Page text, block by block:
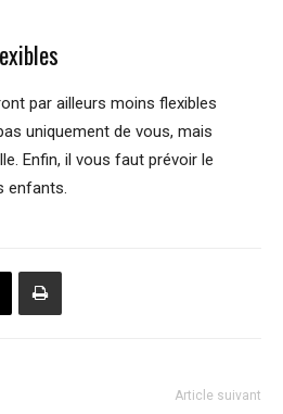
par ailleurs moins flexibles
uniquement de vous, mais
Enfin, il vous faut prévoir le
enfants.
Article suivant